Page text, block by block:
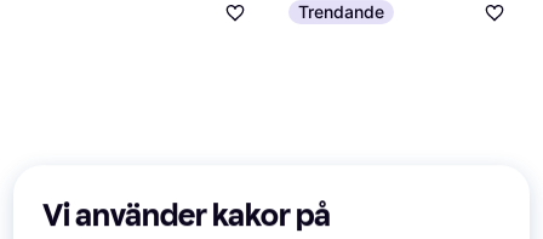
Trendande
Vi använder kakor på